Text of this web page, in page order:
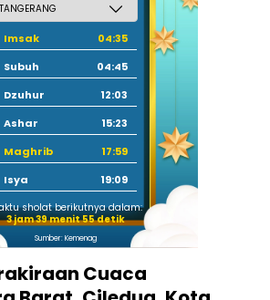
Imsak
04:35
Subuh
04:45
Dzuhur
12:03
Ashar
15:23
Maghrib
17:59
Isya
19:09
sholat berikutnya dalam:
3 jam 39 menit 54 detik
Sumber: Kemenag
Cuaca